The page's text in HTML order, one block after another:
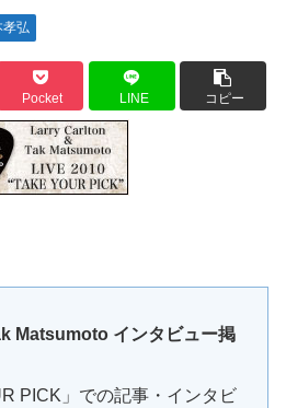
弘
Pocket LINE コピー
Matsumoto インタビュー掲
PICK」での記事・インタビ